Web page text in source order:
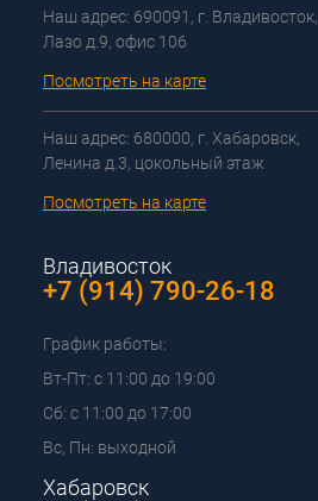
Наш адрес: 690091, г. Владивосток,
Лазо д.9, офис 106
Посмотреть на карте
Наш адрес: 680000, г. Хабаровск,
Ленина д.3, цокольный этаж
Посмотреть на карте
Владивосток
+7 (914) 790-26-18
График работы:
Вт-Пт: с 11:00 до 19:00
Сб: с 11:00 до 17:00
Вс, Пн: выходной
Хабаровск